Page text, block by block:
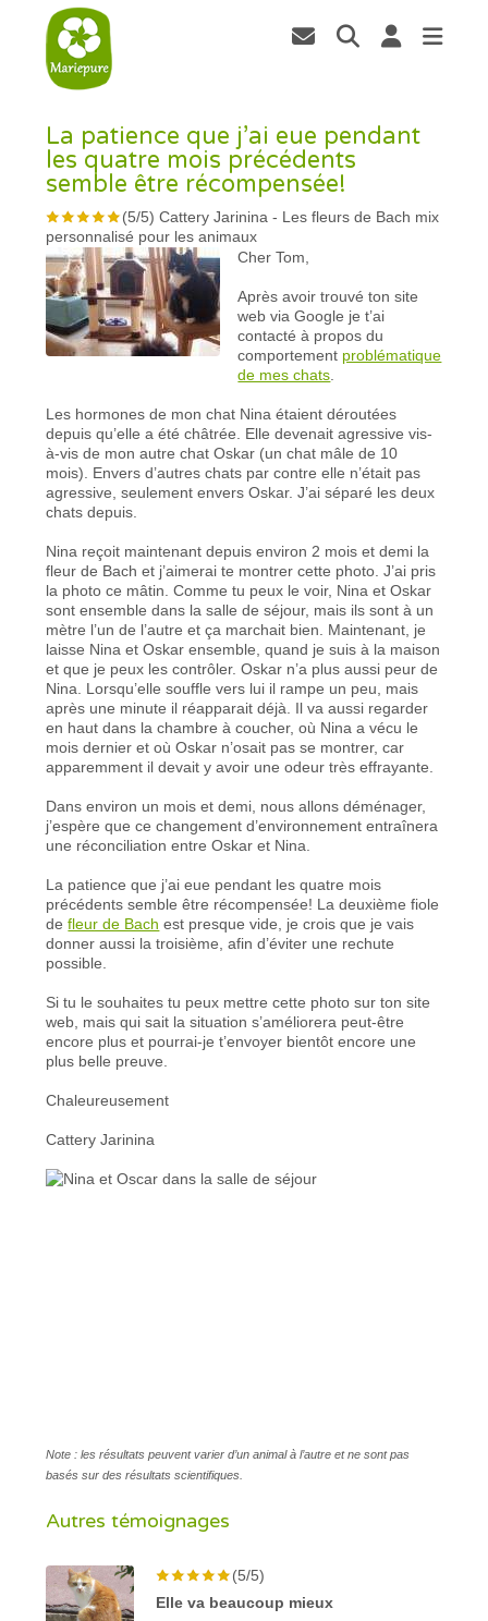
La patience que j’ai eue pendant
les quatre mois précédents
semble être récompensée!
(5/5)Cattery Jarinina - Les fleurs de Bach mix
personnalisé pour les animaux
Cher Tom,
Après avoir trouvé ton site
web via Google je t’ai
contacté à propos du
comportement problématique
de mes chats
Les hormones de mon chat Nina étaient déroutées
depuis qu’elle a été châtrée. Elle devenait agressive vis-
à-vis de mon autre chat Oskar (un chat mâle de 10
mois). Envers d’autres chats par contre elle n’était pas
agressive, seulement envers Oskar. J’ai séparé les deux
chats depuis.
Nina reçoit maintenant depuis environ 2 mois et demi la
fleur de Bach et j’aimerai te montrer cette photo. J’ai pris
la photo ce mâtin. Comme tu peux le voir, Nina et Oskar
sont ensemble dans la salle de séjour, mais ils sont à un
mètre l’un de l’autre et ça marchait bien. Maintenant, je
laisse Nina et Oskar ensemble, quand je suis à la maison
et que je peux les contrôler. Oskar n’a plus aussi peur de
Nina. Lorsqu’elle souffle vers lui il rampe un peu, mais
après une minute il réapparait déjà. Il va aussi regarder
en haut dans la chambre à coucher, où Nina a vécu le
mois dernier et où Oskar n’osait pas se montrer, car
apparemment il devait y avoir une odeur très effrayante.
Dans environ un mois et demi, nous allons déménager,
j’espère que ce changement d’environnement entraînera
une réconciliation entre Oskar et Nina.
La patience que j’ai eue pendant les quatre mois
précédents semble être récompensée! La deuxième fiole
defleur de Bach est presque vide, je crois que je vais
donner aussi la troisième, afin d’éviter une rechute
possible.
Si tu le souhaites tu peux mettre cette photo sur ton site
web, mais qui sait la situation s’améliorera peut-être
encore plus et pourrai-je t’envoyer bientôt encore une
plus belle preuve.
Chaleureusement
Cattery Jarinina
Note : les résultats peuvent varier d’un animal à l’autre et ne sont pas
basés sur des résultats scientifiques.
Autres témoignages
(5/5)
Elle va beaucoup mieux